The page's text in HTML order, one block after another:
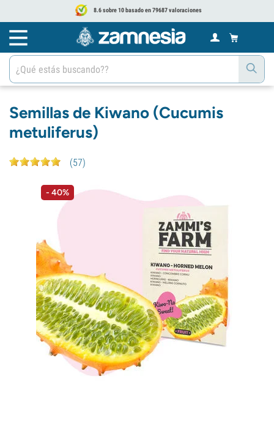
8.6 sobre 10 basado en 79687 valoraciones
Semillas de Kiwano (Cucumis
metuliferus)
(57)
- 40%